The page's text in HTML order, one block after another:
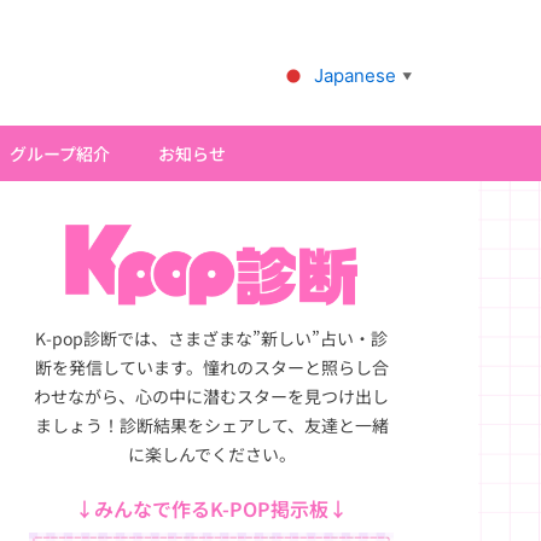
Japanese ▼
グループ紹介 お知らせ
K-pop診断では、さまざまな”新しい”占い・診
断を発信しています。憧れのスターと照らし合
わせながら、心の中に潜むスターを見つけ出し
ましょう！診断結果をシェアして、友達と一緒
に楽しんでください。
↓みんなで作るK-POP掲示板↓